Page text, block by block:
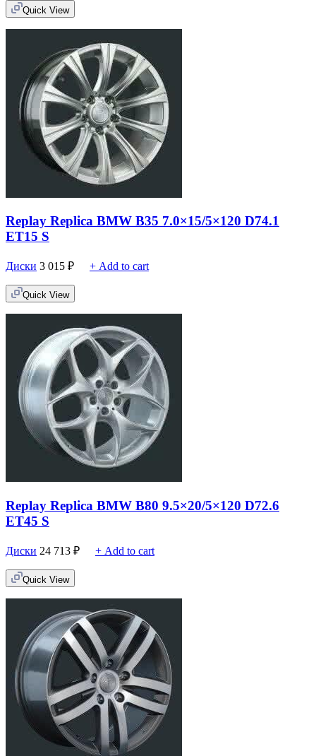
Quick View
Replay Replica BMW B35 7.0×15/5×120 D74.1
ET15 S
Диски 3 015 ₽ + Add to cart
Quick View
Replay Replica BMW B80 9.5×20/5×120 D72.6
ET45 S
Диски 24 713 ₽ + Add to cart
Quick View